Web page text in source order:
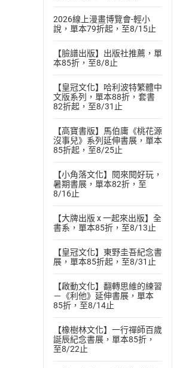
2026線上漫畫博覽會-輕小
說，單本79折起，至8/15止
【臉譜出版】出版社推薦，單
本85折，至8/8止
【皇冠文化】哈利波特繁體中
文版系列，單本88折，套書
82折起，至8/31止
【高寶書版】馬伯庸《桃花源
沒事兒》系列延伸書展，單本
85折起，至8/25止
【小角落文化】閱來閱好玩，
暑期書展，單本82折，至
8/16止
【大牌出版 x 一起來出版】全
書系，單本85折，至8/13止
【皇冠文化】東野圭吾紀念書
展，單本85折起，至8/31止
【啟動文化】翻轉思維的練習
－《利他》延伸書展，單本
85折，至8/14止
【橡樹林文化】一行禪師百歲
誕辰紀念書展，單本85折，
至8/22止